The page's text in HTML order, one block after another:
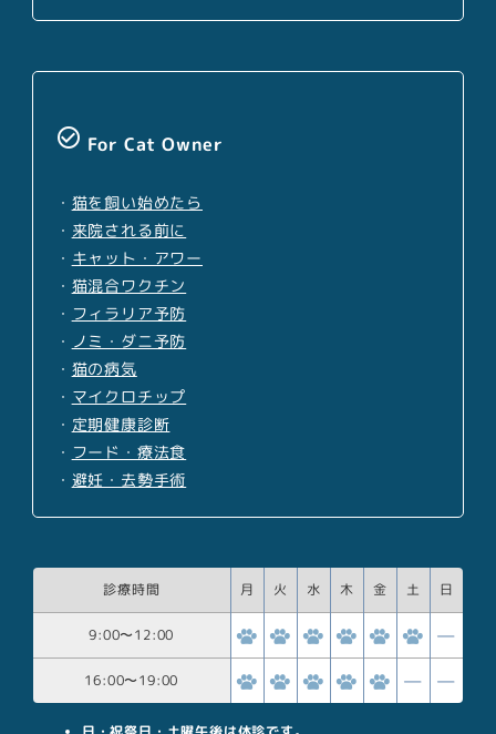
check_circle_outline For Cat Owner
・ 猫を飼い始めたら
・ 来院される前に
・ キャット・アワー
・ 猫混合ワクチン
・ フィラリア予防
・ ノミ・ダニ予防
・ 猫の病気
・ マイクロチップ
・ 定期健康診断
・ フード・療法食
・ 避妊・去勢手術
診療時間 月 火 水 木 金 土 日
9:00〜12:00
16:00〜19:00